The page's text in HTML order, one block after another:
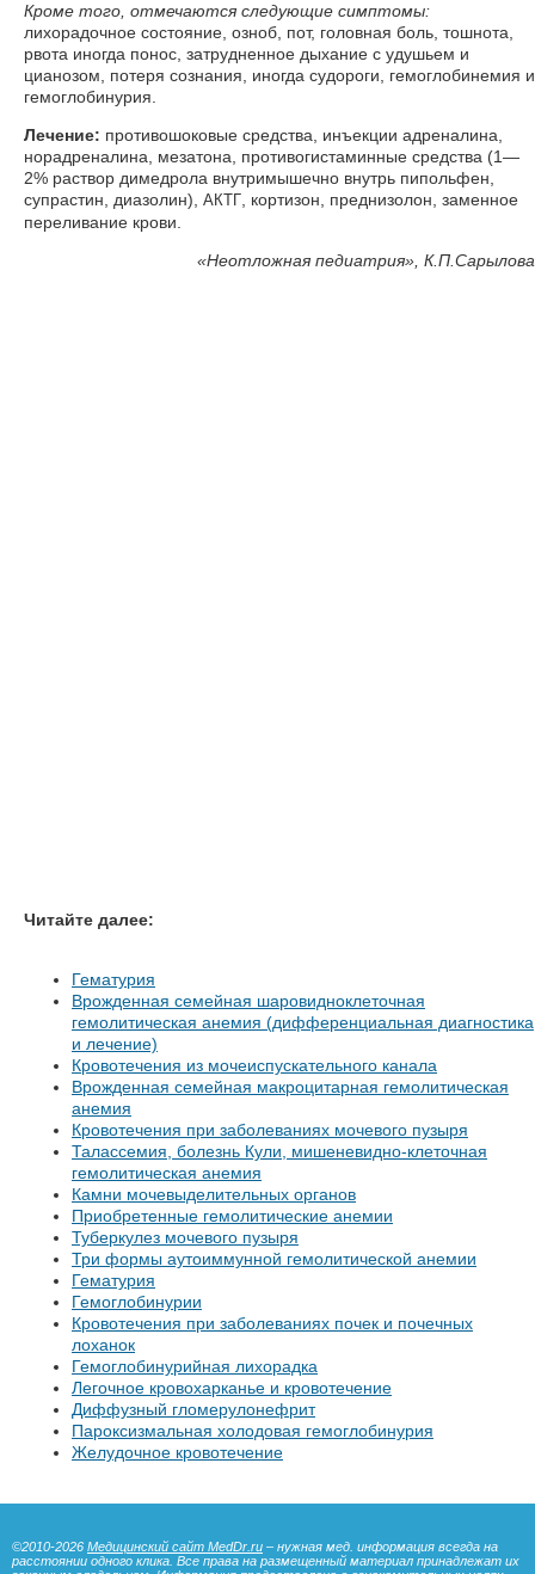
Кроме того, отмечаются следующие симптомы:
лихорадочное состояние, озноб, пот, головная боль, тошнота,
рвота иногда понос, затрудненное дыхание с удушьем и
цианозом, потеря сознания, иногда судороги, гемоглобинемия и
гемоглобинурия.
Лечение: противошоковые средства, инъекции адреналина,
норадреналина, мезатона, противогистаминные средства (1—
2% раствор димедрола внутримышечно внутрь пипольфен,
супрастин, диазолин), АКТГ
, кортизон, преднизолон, заменное
переливание крови.
«Неотложная педиатрия», К.П.Сарылова
Читайте далее:
Гематурия
Врожденная семейная шаровидноклеточная
гемолитическая анемия (дифференциальная диагностика
и лечение)
Кровотечения из мочеиспускательного канала
Врожденная семейная макроцитарная гемолитическая
анемия
Кровотечения при заболеваниях мочевого пузыря
Талассемия, болезнь Кули, мишеневидно-клеточная
гемолитическая анемия
Камни мочевыделительных органов
Приобретенные гемолитические анемии
Туберкулез мочевого пузыря
Три формы аутоиммунной гемолитической анемии
Гематурия
Гемоглобинурии
Кровотечения при заболеваниях почек и почечных
лоханок
Гемоглобинурийная лихорадка
Легочное кровохарканье и кровотечение
Диффузный гломерулонефрит
Пароксизмальная холодовая гемоглобинурия
Желудочное кровотечение
©2010-2026 Медицинский сайт MedDr.ru – нужная мед. информация всегда на
расстоянии одного клика. Все права на размещенный материал принадлежат их